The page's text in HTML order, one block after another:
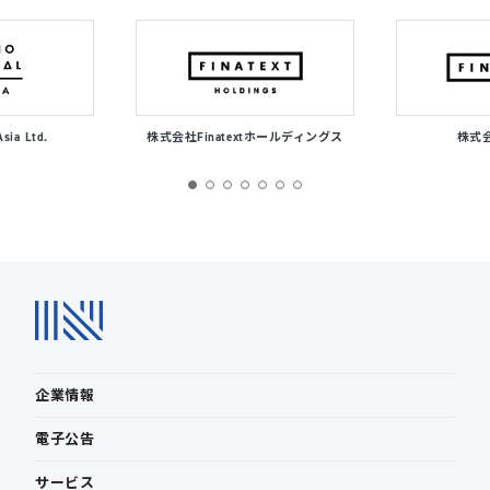
Ltd. 株式会社Finatextホールディングス 株式
企業情報
電子公告
サービス